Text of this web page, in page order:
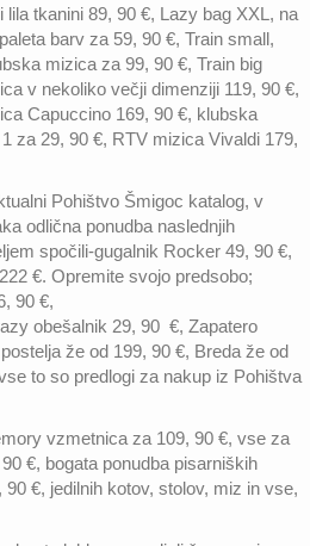
lila tkanini 89, 90 €, Lazy bag XXL, na
barv za 59, 90 €, Train small,
mizica za 99, 90 €, Train big
v nekoliko večji dimenziji 119, 90 €,
Capuccino 169, 90 €, klubska
za 29, 90 €, RTV mizica Vivaldi 179,
Pohištvo Šmigoc katalog, v
odlična ponudba naslednjih
spočili-gugalnik Rocker 49, 90 €,
€. Opremite svojo predsobo;
90 €,
obešalnik 29, 90 €, Zapatero
že od 199, 90 €, Breda že od
to so predlogi za nakup iz Pohištva
vzmetnica za 109, 90 €, vse za
€, bogata ponudba pisarniških
€, jedilnih kotov, stolov, miz in vse,